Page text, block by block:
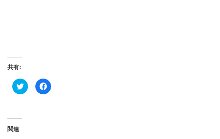
共有:
ク
リ
Facebook
で
関連